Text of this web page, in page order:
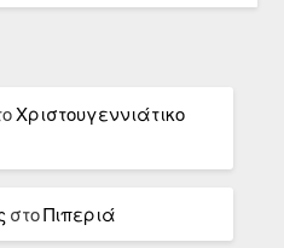
Χριστουγεννιάτικο
στοΠιπεριά